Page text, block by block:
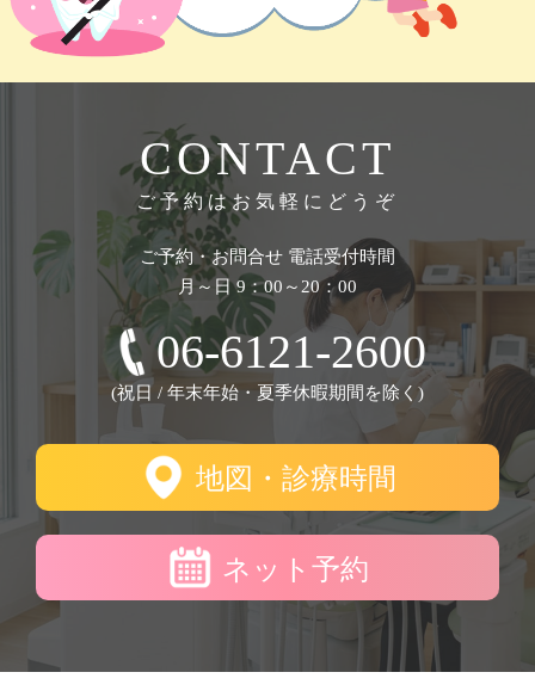
CONTACT
ご予約はお気軽にどうぞ
ご予約・お問合せ 電話受付時間
月～日 9：00～20：00
06-6121-2600
(祝日 / 年末年始・夏季休暇期間を除く)
地図・診療時間
ネット予約